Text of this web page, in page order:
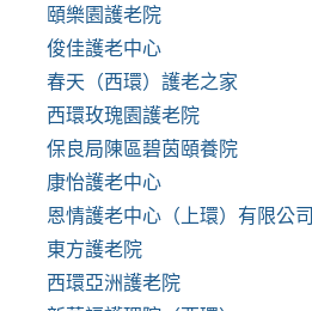
頤樂園護老院
俊佳護老中心
春天（西環）護老之家
西環玫瑰園護老院
保良局陳區碧茵頤養院
康怡護老中心
恩情護老中心（上環）有限公司
東方護老院
西環亞洲護老院